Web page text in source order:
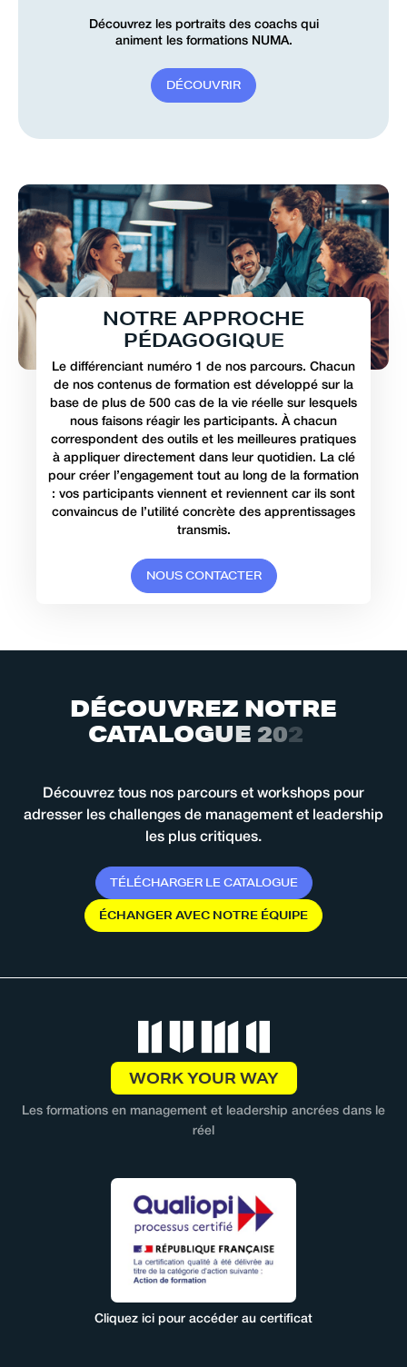
Découvrez les portraits des coachs qui
animent les formations NUMA.
DÉCOUVRIR
NOTRE APPROCHE
PÉDAGOGIQUE
Le différenciant numéro 1 de nos parcours. Chacun
de nos contenus de formation est développé sur la
base de plus de 500 cas de la vie réelle sur lesquels
nous faisons réagir les participants. À chacun
correspondent des outils et les meilleures pratiques
à appliquer directement dans leur quotidien. La clé
pour créer l’engagement tout au long de la formation
: vos participants viennent et reviennent car ils sont
convaincus de l’utilité concrète des apprentissages
transmis.
NOUS CONTACTER
DÉCOUVREZ NOTRE
CATALOGUE 202
Découvrez tous nos parcours et workshops pour
adresser les challenges de management et leadership
les plus critiques.
TÉLÉCHARGER LE CATALOGUE
ÉCHANGERAVEC NOTRE ÉQUIPE
WORK YOUR WAY
Les formations en management et leadership ancrées dans le
réel
Cliquez ici pour accéder au certificat